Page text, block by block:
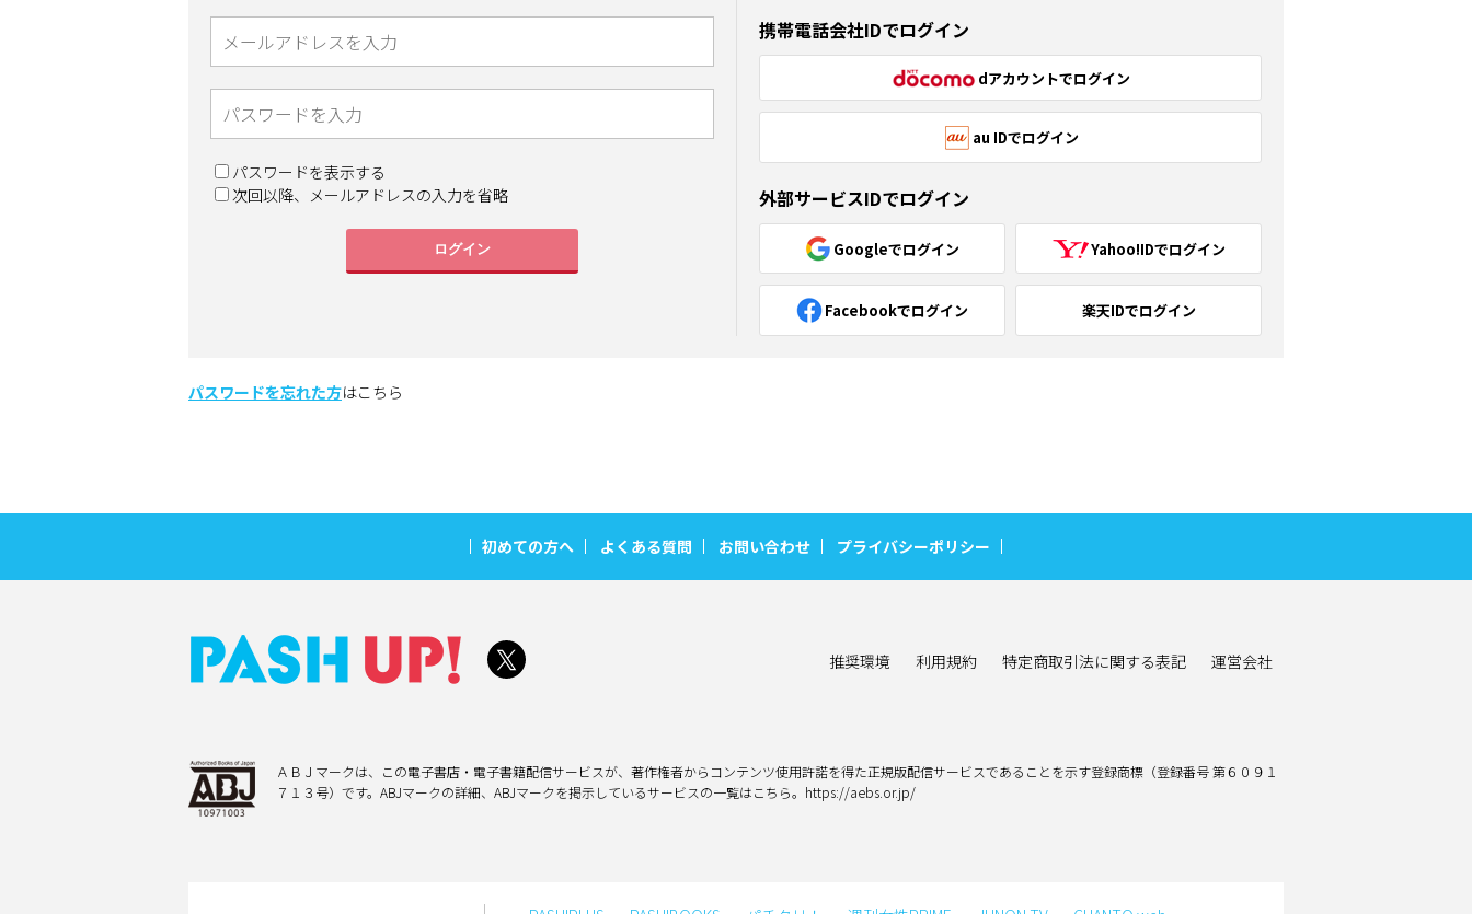
パスワードを表示する
次回以降、メールアドレスの入力を省略
ログイン
携帯電話会社IDでログイン
dアカウントでログイン
au IDでログイン
外部サービスIDでログイン
Googleでログイン Yahoo!IDでログイン
Facebookでログイン 楽天IDでログイン
パスワードを忘れた方はこちら
初めての方へ よくある質問 お問い合わせ プライバシーポリシー
ＡＢＪマークは、この電子書店・電子書籍配信サービスが、著作権者からコンテンツ使用許諾を得た正規版配信サービスであることを示す登録商標（登録番号 第６０９１
７１３号）です。ABJマークの詳細、ABJマークを掲示しているサービスの一覧はこちら。https://aebs.or.jp/
推奨環境 利用規約 特定商取引法に関する表記 運営会社